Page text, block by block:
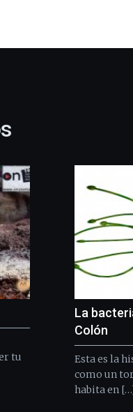
tu
La
Colón
Esta es la
como un
habita en